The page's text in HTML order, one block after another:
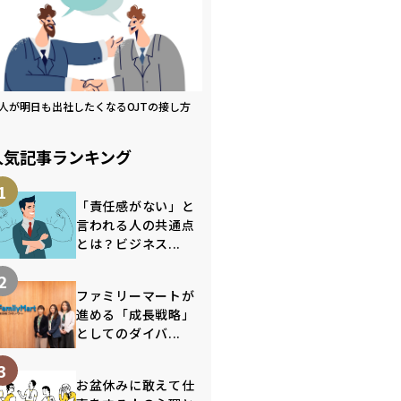
が明日も出社したくなるOJTの接し方
記事ランキング
「責任感がない」と
言われる人の共通点
とは？ビジネス...
ファミリーマートが
進める「成長戦略」
としてのダイバ...
お盆休みに敢えて仕